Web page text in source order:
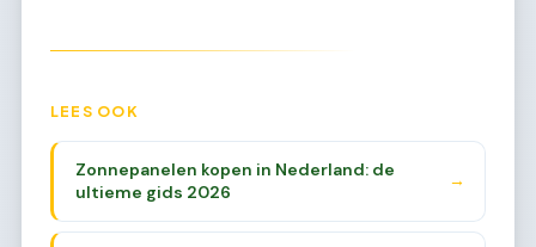
LEES OOK
Zonnepanelen kopen in Nederland: de
ultieme gids 2026
→